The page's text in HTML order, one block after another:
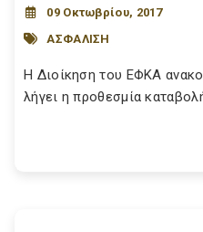
09 Οκτωβρίου, 2017
ΑΣΦΑΛΙΣΗ
Η Διοίκηση του ΕΦΚΑ
λήγει η προθεσμία